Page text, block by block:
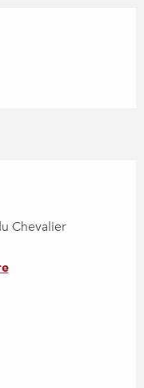
Chevalier